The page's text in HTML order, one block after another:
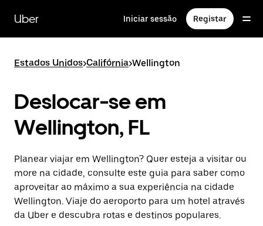
para
conteúdo
Uber Iniciar sessão Registar
Estados Unidos>Califórnia>Wellington
Deslocar-se em
Wellington, FL
Planear viajar em Wellington? Quer esteja a visitar ou
more na cidade, consulte este guia para saber como
aproveitar ao máximo a sua experiência na cidade
Wellington. Viaje do aeroporto para um hotel através
da Uber e descubra rotas e destinos populares.